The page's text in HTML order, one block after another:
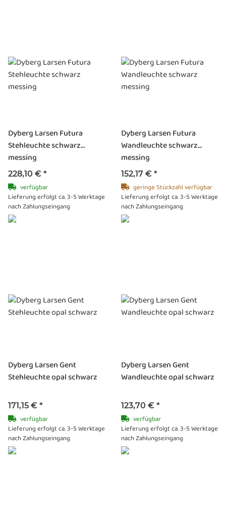
Dyberg Larsen Futura
Stehleuchte schwarz
messing
228,10 € *
verfügbar
Lieferung erfolgt ca. 3-5 Werktage
nach Zahlungseingang
Dyberg Larsen Futura
Wandleuchte schwarz
messing
152,17 € *
geringe Stückzahl verfügbar
Lieferung erfolgt ca. 3-5 Werktage
nach Zahlungseingang
Dyberg Larsen Gent
Stehleuchte opal schwarz
171,15 € *
verfügbar
Lieferung erfolgt ca. 3-5 Werktage
nach Zahlungseingang
Dyberg Larsen Gent
Wandleuchte opal schwarz
123,70 € *
verfügbar
Lieferung erfolgt ca. 3-5 Werktage
nach Zahlungseingang